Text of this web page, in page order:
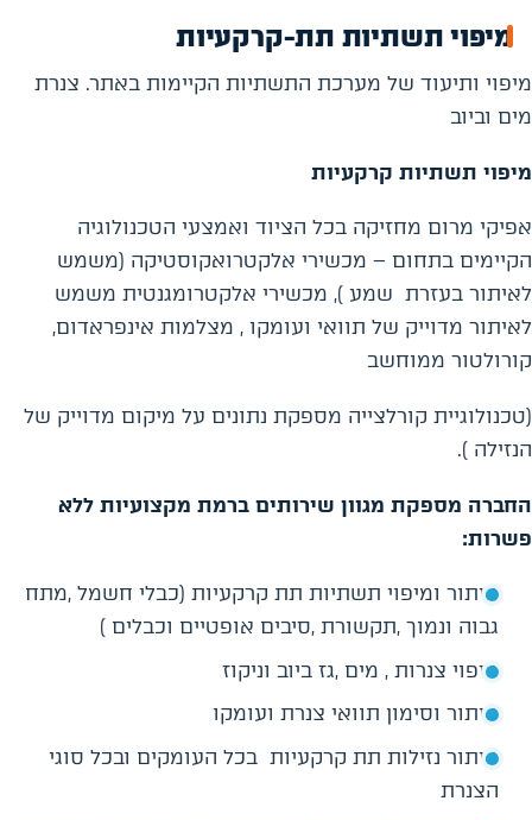
מיפוי תשתיות תת-קרקעיות
מיפוי ותיעוד של מערכת התשתיות הקיימות באתר. צנרת
מים וביוב
מיפוי תשתיות קרקעיות
אפיקי מרום מחזיקה בכל הציוד ואמצעי הטכנולוגיה
הקיימים בתחום – מכשירי אלקטרואקוסטיקה (משמש
לאיתור בעזרת שמע ), מכשירי אלקטרומגנטית משמש
לאיתור מדוייק של תוואי ועומקו , מצלמות אינפראדום,
קורולטור ממוחשב
(טכנולוגיית קורלצייה מספקת נתונים על מיקום מדוייק של
הנזילה ).
החברה מספקת מגוון שירותים ברמת מקצועיות ללא
פשרות:
איתור ומיפוי תשתיות תת קרקעיות (כבלי חשמל ,מתח
גבוה ונמוך ,תקשורת ,סיבים אופטיים וכבלים )
מיפוי צנרות , מים ,גז ביוב וניקוז
איתור וסימון תוואי צנרת ועומקו
איתור נזילות תת קרקעיות בכל העומקים ובכל סוגי
הצנרת